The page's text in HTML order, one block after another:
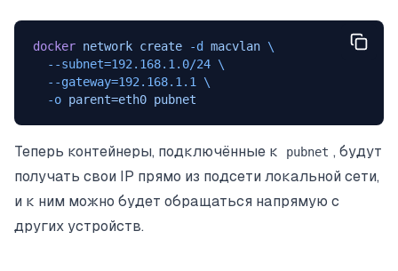
docker network create -d macvlan \
  --subnet=192.168.1.0/24
\
  --gateway=192.168.1.1
\
  -o
parent=eth0 pubnet
Теперь контейнеры, подключённые к pubnet , будут
получать свои IP прямо из подсети локальной сети,
и к ним можно будет обращаться напрямую с
других устройств.